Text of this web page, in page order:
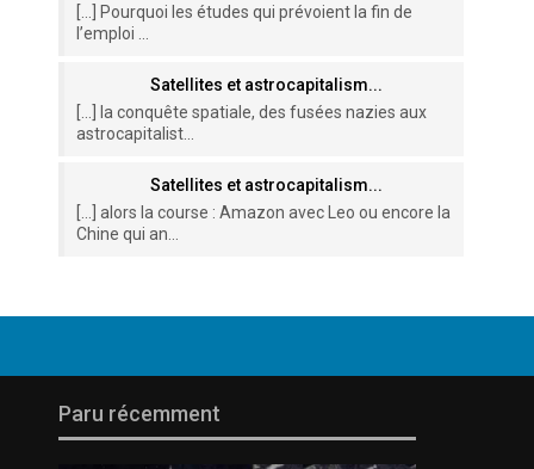
[…] Pourquoi les études qui prévoient la fin de
l’emploi ...
Satellites et astrocapitalism...
[…] la conquête spatiale, des fusées nazies aux
astrocapitalist...
Satellites et astrocapitalism...
[…] alors la course : Amazon avec Leo ou encore la
Chine qui an...
Paru récemment